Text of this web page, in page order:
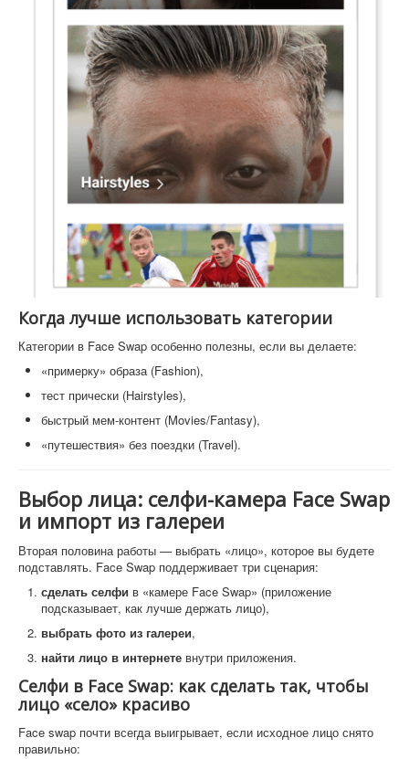
Когда лучше использовать категории
Категории в Face Swap особенно полезны, если вы делаете:
«примерку» образа (Fashion),
тест прически (Hairstyles),
быстрый мем-контент (Movies/Fantasy),
«путешествия» без поездки (Travel).
Выбор лица: селфи-камера Face Swap
и импорт из галереи
Вторая половина работы — выбрать «лицо», которое вы будете
подставлять. Face Swap поддерживает три сценария:
сделать селфи в «камере Face Swap» (приложение
подсказывает, как лучше держать лицо),
выбрать фото из галереи,
найти лицо в интернете внутри приложения.
Селфи в Face Swap: как сделать так, чтобы
лицо «село» красиво
Face swap почти всегда выигрывает, если исходное лицо снято
правильно: